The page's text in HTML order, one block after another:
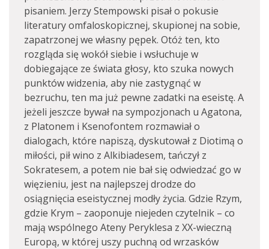
pisaniem. Jerzy Stempowski pisał o pokusie
literatury omfaloskopicznej, skupionej na sobie,
zapatrzonej we własny pępek. Otóż ten, kto
rozgląda się wokół siebie i wsłuchuje w
dobiegające ze świata głosy, kto szuka nowych
punktów widzenia, aby nie zastygnąć w
bezruchu, ten ma już pewne zadatki na eseistę. A
jeżeli jeszcze bywał na sympozjonach u Agatona,
z Platonem i Ksenofontem rozmawiał o
dialogach, które napiszą, dyskutował z Diotimą o
miłości, pił wino z Alkibiadesem, tańczył z
Sokratesem, a potem nie bał się odwiedzać go w
więzieniu, jest na najlepszej drodze do
osiągnięcia eseistycznej modły życia. Gdzie Rzym,
gdzie Krym – zaoponuje niejeden czytelnik – co
mają wspólnego Ateny Peryklesa z XX-wieczną
Europą, w której uszy puchną od wrzasków